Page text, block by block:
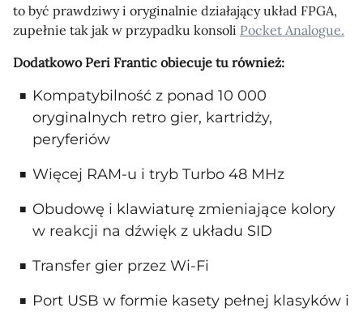
to być prawdziwy i oryginalnie działający układ FPGA,
zupełnie tak jak w przypadku konsoli Pocket Analogue.
Dodatkowo Peri Frantic obiecuje tu również:
Kompatybilność z ponad 10 000
oryginalnych retro gier, kartridży,
peryferiów
Więcej RAM-u i tryb Turbo 48 MHz
Obudowę i klawiaturę zmieniające kolory
w reakcji na dźwięk z układu SID
Transfer gier przez Wi-Fi
Port USB w formie kasety pełnej klasyków i